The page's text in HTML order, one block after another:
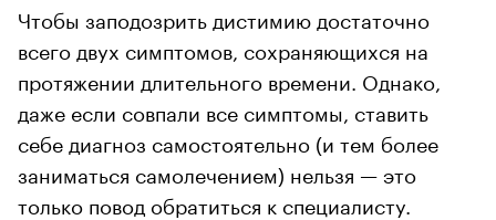
Чтобы заподозрить дистимию достаточно
всего двух симптомов, сохраняющихся на
протяжении длительного времени. Однако,
даже если совпали все симптомы, ставить
себе диагноз самостоятельно (и тем более
заниматься самолечением) нельзя — это
только повод обратиться к специалисту.